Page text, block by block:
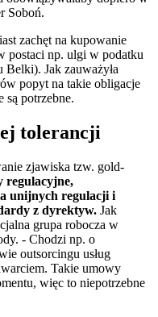
Soboń.
zachęt na kupowanie
postaci np. ulgi w podatku
Jak zauważyła
popyt na takie obligacje
są potrzebne.
tolerancji
zjawiska tzw. gold-
regulacyjne,
unijnych regulacji i
z dyrektyw. Jak
grupa robocza w
- Chodzi np. o
outsorcingu usług
Takie umowy
więc to niepotrzebne